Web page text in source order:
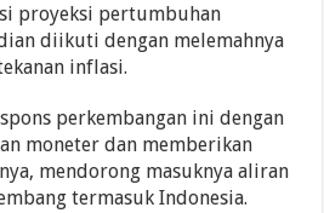
proyeksi pertumbuhan
diikuti dengan melemahnya
inflasi.
perkembangan ini dengan
moneter dan memberikan
mendorong masuknya aliran
termasuk Indonesia.